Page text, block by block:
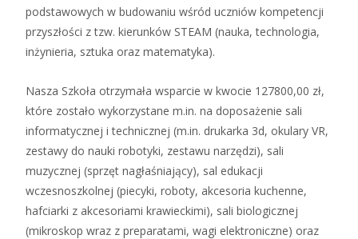
podstawowych w budowaniu wśród uczniów kompetencji
przyszłości z tzw. kierunków STEAM (nauka, technologia,
inżynieria, sztuka oraz matematyka).
Nasza Szkoła otrzymała wsparcie w kwocie 127800,00 zł,
które zostało wykorzystane m.in. na doposażenie sali
informatycznej i technicznej (m.in. drukarka 3d, okulary VR,
zestawy do nauki robotyki, zestawu narzędzi), sali
muzycznej (sprzęt nagłaśniający), sal edukacji
wczesnoszkolnej (piecyki, roboty, akcesoria kuchenne,
hafciarki z akcesoriami krawieckimi), sali biologicznej
(mikroskop wraz z preparatami, wagi elektroniczne) oraz